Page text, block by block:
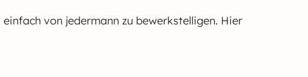
von jedermann zu bewerkstelligen. Hier